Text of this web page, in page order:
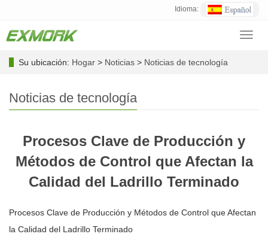
Idioma:
Su ubicación: Hogar > Noticias > Noticias de tecnología
Noticias de tecnología
Procesos Clave de Producción y
Métodos de Control que Afectan la
Calidad del Ladrillo Terminado
Procesos Clave de Producción y Métodos de Control que Afectan
la Calidad del Ladrillo Terminado